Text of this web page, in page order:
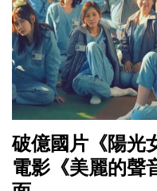
破億國片《陽光
電影《美麗的聲